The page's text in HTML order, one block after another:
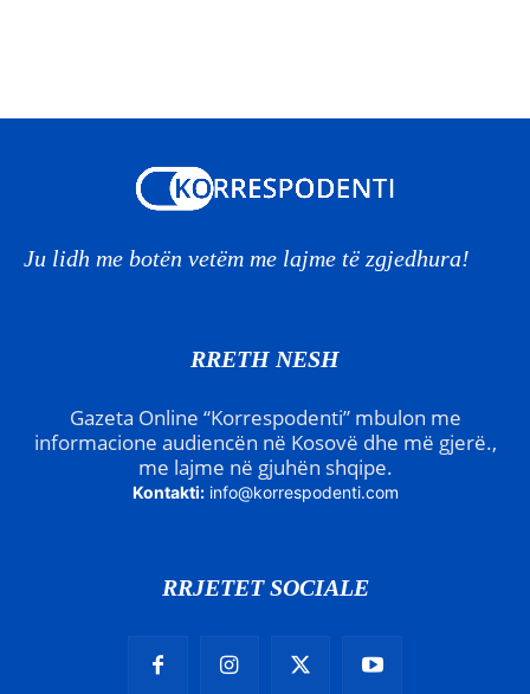
Ju lidh me botën vetëm me lajme të zgjedhura!
RRETH NESH
Gazeta Online “Korrespodenti” mbulon me
informacione audiencën në Kosovë dhe më gjerë.,
me lajme në gjuhën shqipe.
Kontakti: info@korrespodenti.com
RRJETET SOCIALE